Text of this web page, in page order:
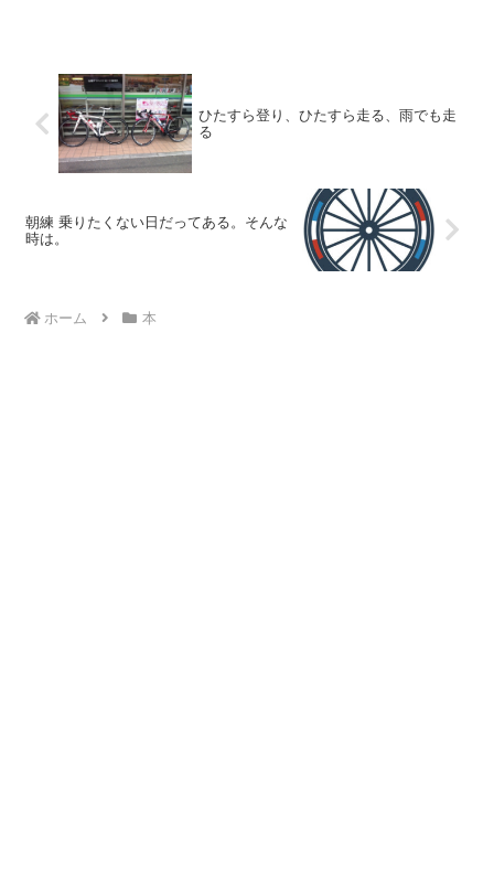
ひたすら登り、ひたすら走る、雨でも走
る
朝練 乗りたくない日だってある。そんな
時は。
ホーム 本